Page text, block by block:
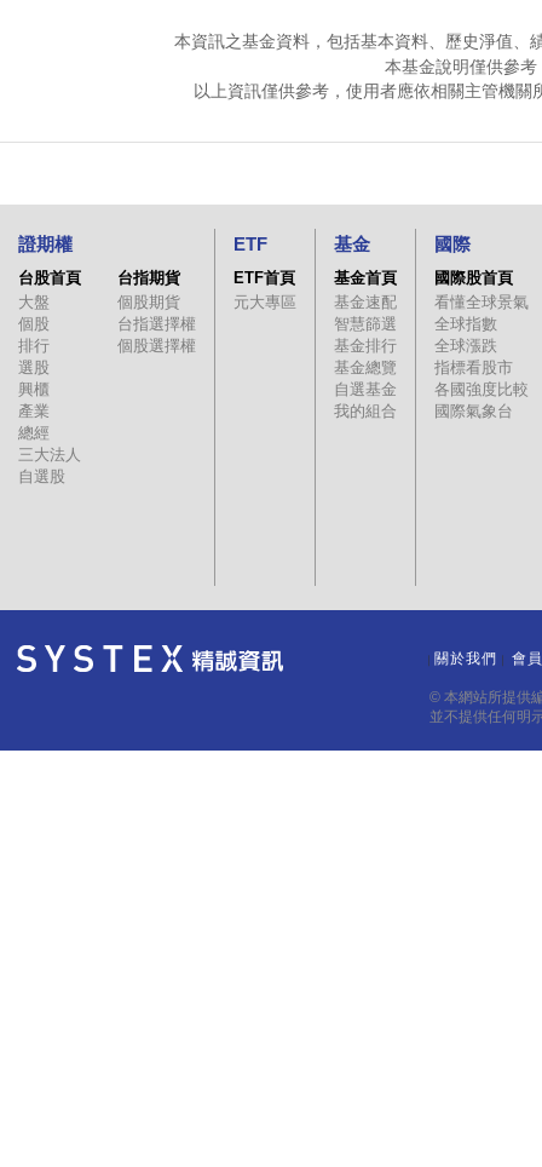
本資訊之基金資料，包括基本資料、歷史淨值、
本基金說明僅供參
以上資訊僅供參考，使用者應依相關主管機
證期權
台股首頁
大盤
個股
排行
選股
興櫃
產業
總經
三大法人
自選股
台指期貨
個股期貨
台指選擇權
個股選擇權
ETF
ETF首頁
元大專區
基金
基金首頁
基金速配
智慧篩選
基金排行
基金總覽
自選基金
我的組合
國際
國際股首頁
看懂全球景氣
全球指數
全球漲跌
指標看股市
各國強度比較
國際氣象台
關於我們 會
© 本網站所提供
並不提供任何明